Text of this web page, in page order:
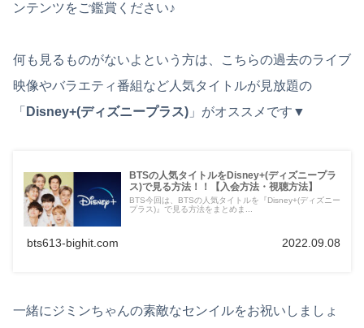
ンテンツをご鑑賞ください♪
何も見るものがないよという方は、こちらの過去のライブ
映像やバラエティ番組など人気タイトルが見放題の
「 Disney+(ディズニープラス) 」がオススメです▼
BTSの人気タイトルをDisney+(ディズニープラ
ス)で見る方法！！【入会方法・視聴方法】
BTS今回は、BTSの人気タイトルを『Disney+(ディズニー
プラス)』で見る方法をまとめま...
bts613-bighit.com 2022.09.08
一緒にジミンちゃんの素敵なセンイルをお祝いしましょ